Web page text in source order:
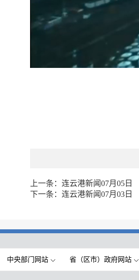
上一条： 连云港新闻07月05日
下一条： 连云港新闻07月03日
中央部门网站 省（区市）政府网站